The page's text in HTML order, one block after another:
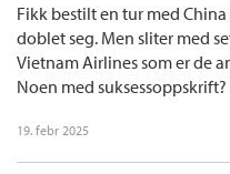
Fikk bestilt en tur med
doblet seg. Men sliter med
Vietnam Airlines som er de
Noen med suksessoppskrift?
19. febr 2025